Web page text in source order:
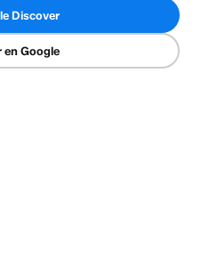
Discover
en Google